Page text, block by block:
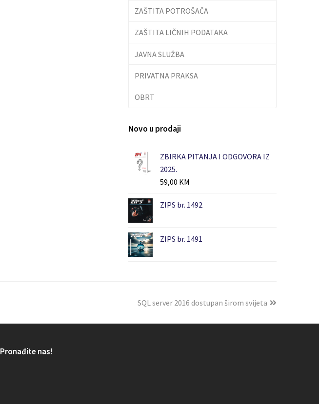
ZAŠTITA POTROŠAČA
ZAŠTITA LIČNIH PODATAKA
JAVNA SLUŽBA
PRIVATNA PRAKSA
OBRT
Novo u prodaji
ZBIRKA PITANJA I ODGOVORA IZ
2025.
59,00 KM
ZIPS br. 1492
ZIPS br. 1491
SQL server 2016 dostupan širom svijeta
Pronađite nas!